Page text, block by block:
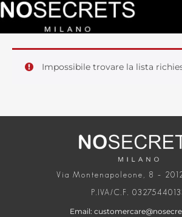
Impossibile trovare la lista
Via Montenapoleone, 8 –
P.IVA/C.F.
Email: